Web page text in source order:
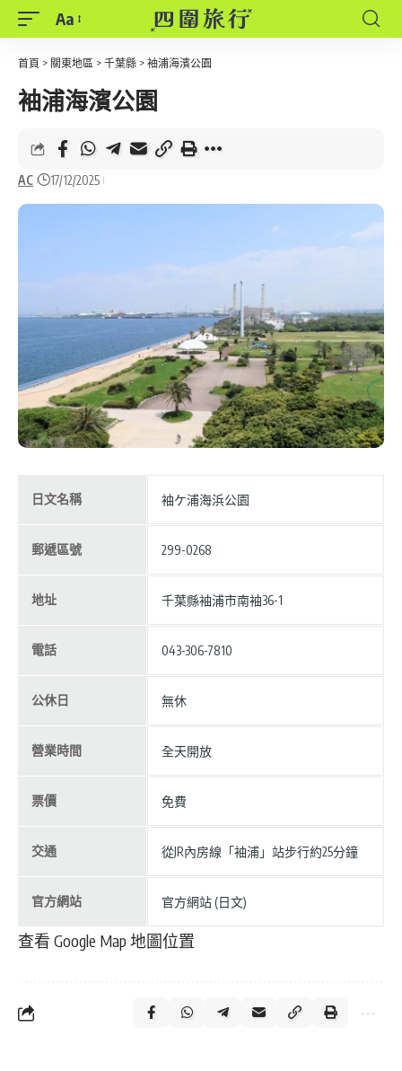
Font
Resizer
Aa
首頁 > 關東地區 > 千葉縣 > 袖浦海濱公園
袖浦海濱公園
AC 17/12/2025
日文名稱 袖ケ浦海浜公園
郵遞區號 299-0268
地址 千葉縣袖浦市南袖36-1
電話 043-306-7810
公休日 無休
營業時間 全天開放
票價 免費
交通 從JR內房線「袖浦」站步行約25分鐘
官方網站 官方網站 (日文)
查看 Google Map 地圖位置